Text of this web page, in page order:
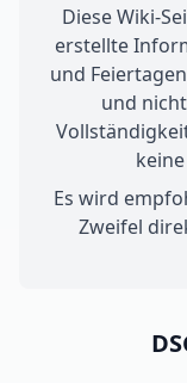
Diese Wiki-
erstellte
und
und
Es wird
Zweifel